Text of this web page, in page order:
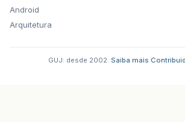
Android
Arquitetura
GUJ: desde 2002. Saiba mais